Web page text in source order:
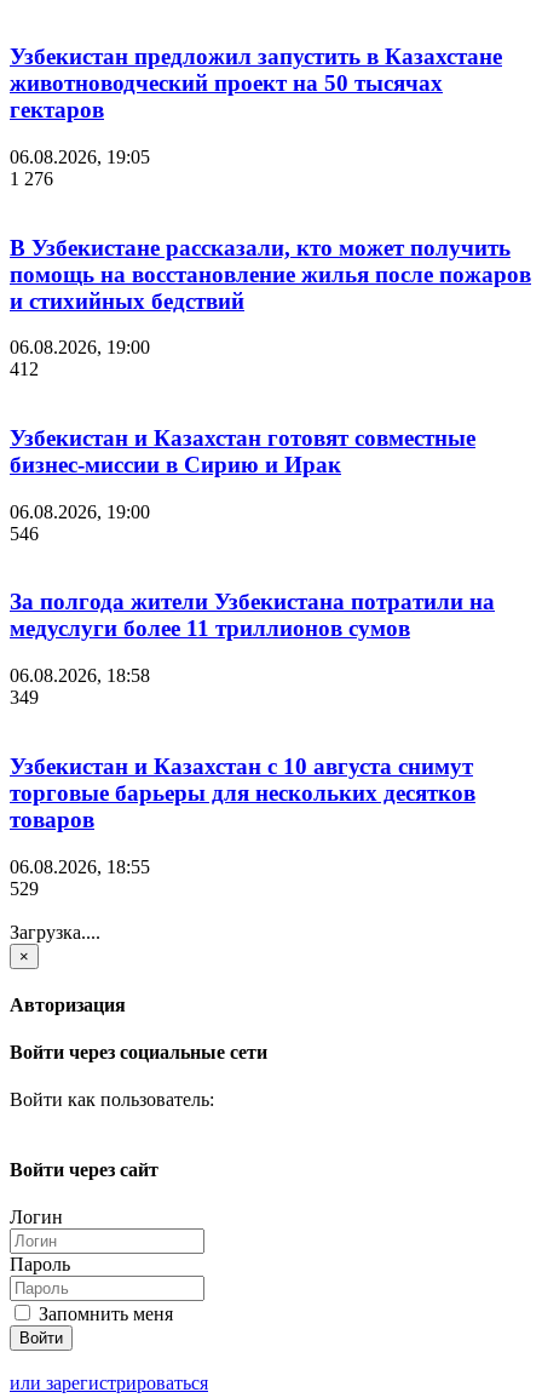
Узбекистан предложил запустить в Казахстане
животноводческий проект на 50 тысячах
гектаров
06.08.2026, 19:05
1 276
В Узбекистане рассказали, кто может получить
помощь на восстановление жилья после пожаров
и стихийных бедствий
06.08.2026, 19:00
412
Узбекистан и Казахстан готовят совместные
бизнес-миссии в Сирию и Ирак
06.08.2026, 19:00
546
За полгода жители Узбекистана потратили на
медуслуги более 11 триллионов сумов
06.08.2026, 18:58
349
Узбекистан и Казахстан с 10 августа снимут
торговые барьеры для нескольких десятков
товаров
06.08.2026, 18:55
529
Загрузка....
×
Авторизация
Войти через социальные сети
Войти как пользователь:
Войти через сайт
Логин
Пароль
Запомнить меня
или зарегистрироваться